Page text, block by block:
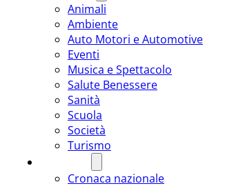
Animali
Ambiente
Auto Motori e Automotive
Eventi
Musica e Spettacolo
Salute Benessere
Sanità
Scuola
Società
Turismo
Cronaca nazionale